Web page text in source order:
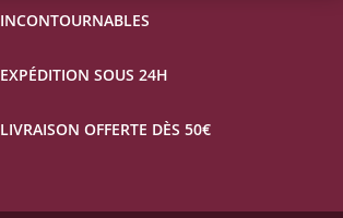
INCONTOURNABLES
EXPÉDITION SOUS 24H
LIVRAISON OFFERTE DÈS 50€